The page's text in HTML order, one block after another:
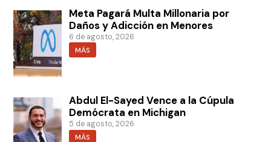
Meta Pagará Multa Millonaria por
Daños y Adicción en Menores
6 de agosto, 2026
MÁS
Abdul El-Sayed Vence a la Cúpula
Demócrata en Michigan
5 de agosto, 2026
MÁS